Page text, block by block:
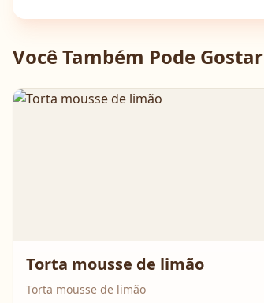
Você Também Pode Gostar
Torta mousse de limão
Torta mousse de limão